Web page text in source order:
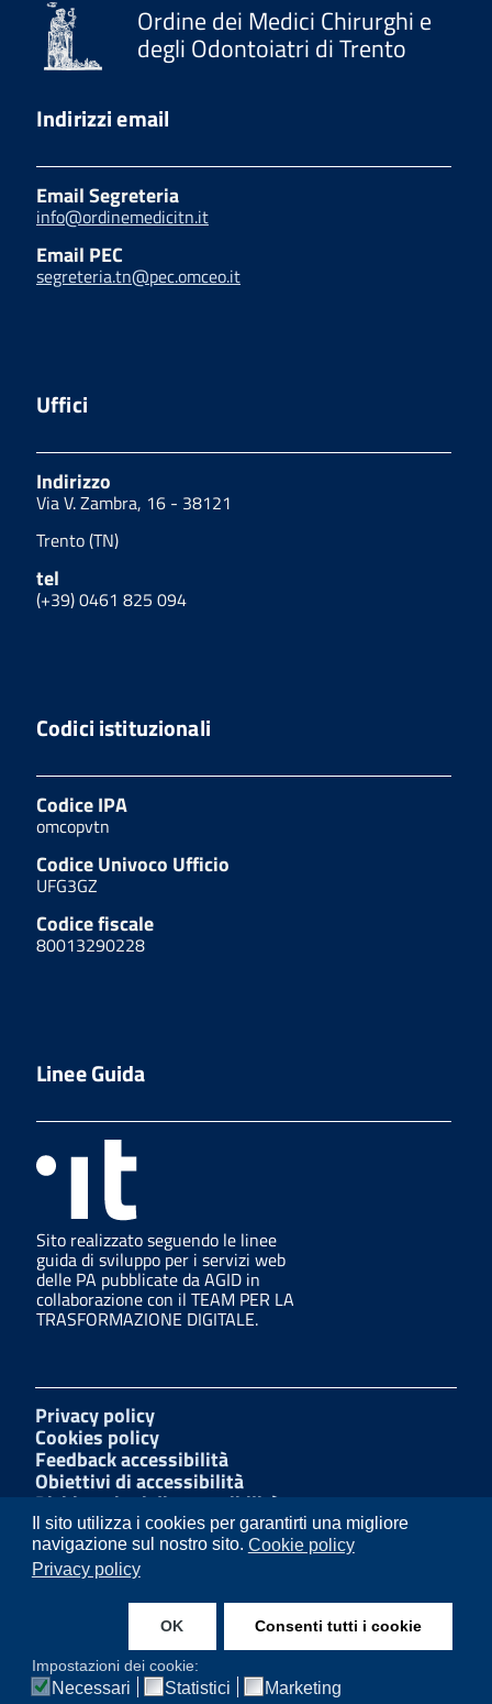
Il sito utilizza i cookies per garantirti una migliore
navigazione sul nostro sito. Cookie policy
Privacy policy
OK Consenti tutti i cookie
Impostazioni dei cookie:
Necessari Statistici Marketing
Ordine dei Medici Chirurghi e
degli Odontoiatri di Trento
Indirizzi email
Email Segreteria
info@ordinemedicitn.it
Email PEC
segreteria.tn@pec.omceo.it
Uffici
Indirizzo
Via V. Zambra, 16 - 38121
Trento (TN)
tel
(+39) 0461 825 094
Codici istituzionali
Codice IPA
omcopvtn
Codice Univoco Ufficio
UFG3GZ
Codice fiscale
80013290228
Linee Guida
Sito realizzato seguendo le linee
guida di sviluppo per i servizi web
delle PA pubblicate da AGID in
collaborazione con il TEAM PER LA
TRASFORMAZIONE DIGITALE.
Privacy policy
Cookies policy
Feedback accessibilità
Obiettivi di accessibilità
Dichiarazioni di accessibilità
Amministrazione Trasparente
Mappa del sito
Segnalazioni di illecito
Instagram
Facebook